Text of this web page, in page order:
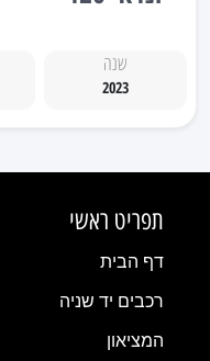
שנה
2023
תפריט ראשי
דף הבית
רכבים יד שניה
המציאון